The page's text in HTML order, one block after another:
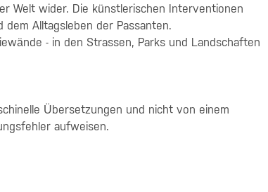
Welt wider. Die künstlerischen Interventionen
Alltagsleben der Passanten.
- in den Strassen, Parks und Landschaften
Übersetzungen und nicht von einem
aufweisen.